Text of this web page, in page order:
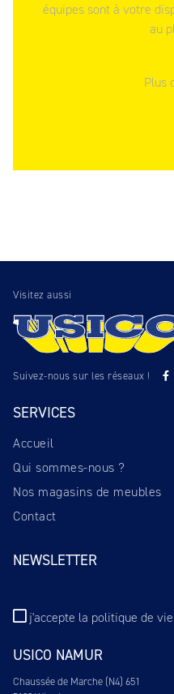
équipes sont à votre
au
Plus
Visitez aussi
Suivez-nous sur les réseaux !
SERVICES
Accueil
Qui sommes-nous ?
Nos magasins de meubles
Contact
NEWSLETTER
j'accepte la politique de
USICO NAMUR
Chaussée de Marche (N4) 651